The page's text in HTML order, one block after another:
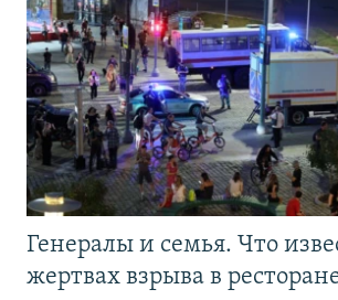
Генералы и семья. Что
жертвах взрыва в